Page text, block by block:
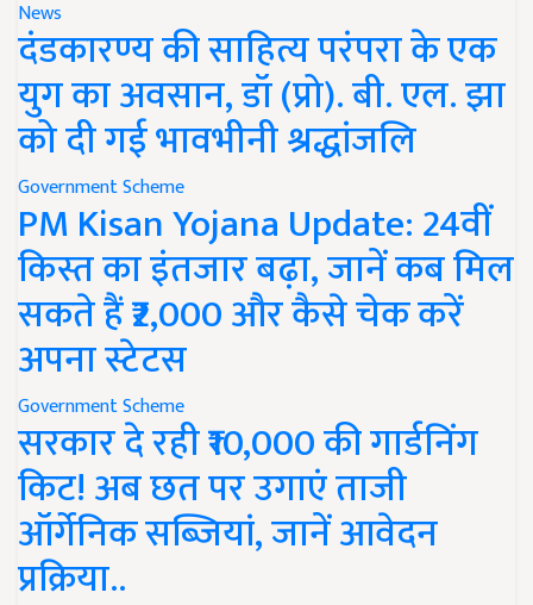
News
दंडकारण्य की साहित्य परंपरा के एक
युग का अवसान, डॉ (प्रो). बी. एल. झा
को दी गई भावभीनी श्रद्धांजलि
Government Scheme
PM Kisan Yojana Update: 24वीं
किस्त का इंतजार बढ़ा, जानें कब मिल
सकते हैं ₹2,000 और कैसे चेक करें
अपना स्टेटस
Government Scheme
सरकार दे रही ₹10,000 की गार्डनिंग
किट! अब छत पर उगाएं ताजी
ऑर्गेनिक सब्जियां, जानें आवेदन
प्रक्रिया..